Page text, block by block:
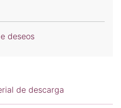
deseos
de descarga